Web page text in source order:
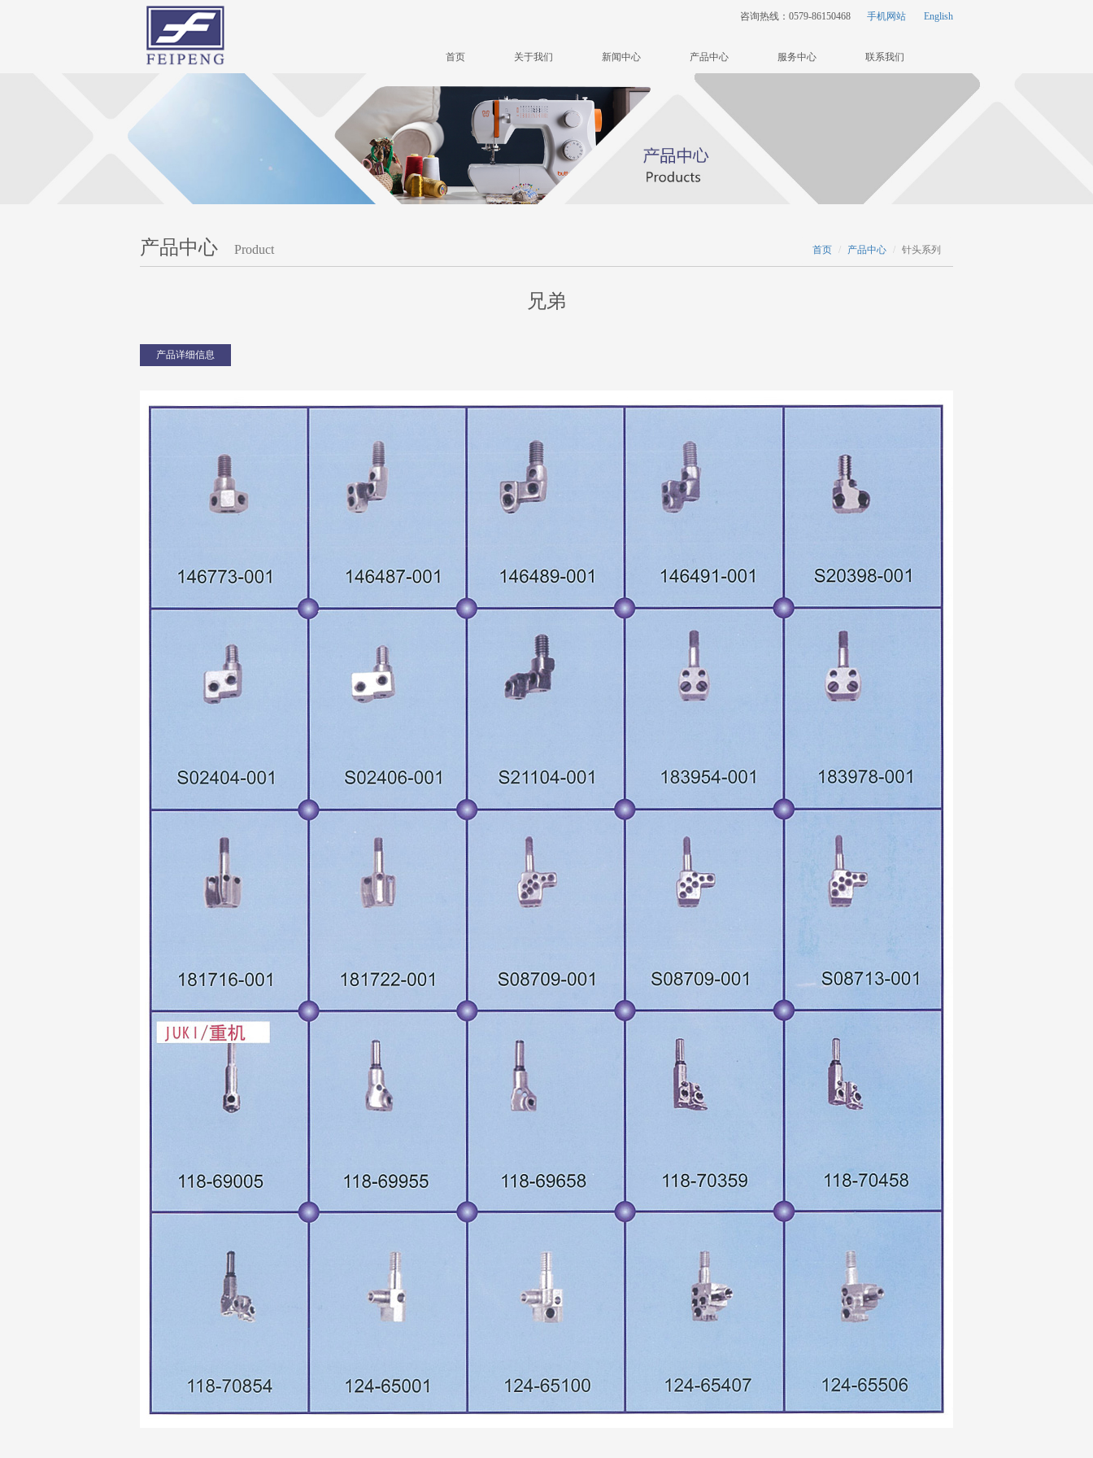
English
手机网站
咨询热线：0579-86150468
首页 关于我们 新闻中心 产品中心 服务中心 联系我们
产品中心 Product 首页 产品中心 针头系列
兄弟
产品详细信息